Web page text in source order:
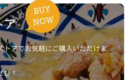
トアでお気軽にご購入いただけま
ひ！